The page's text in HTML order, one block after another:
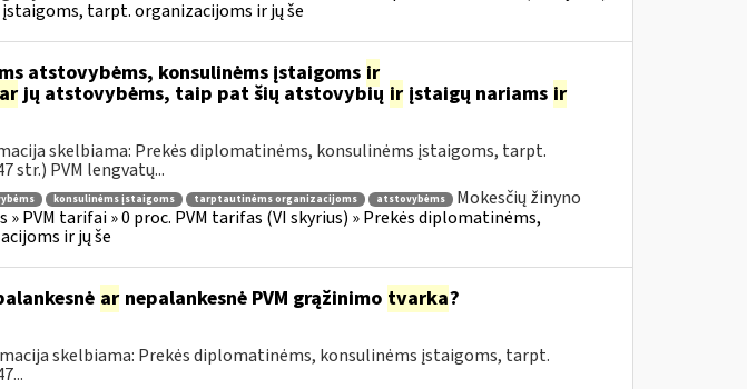
tarpt. organizacijoms ir jų še
atstovybėms, konsulinėms įstaigoms ir
arjų atstovybėms, taip pat šių atstovybių irįstaigų nariams ir
skelbiama: Prekės diplomatinėms, konsulinėms įstaigoms, tarpt.
str.) PVM lengvatų...
konsulinėms įstaigoms tarptautinėms organizacijoms atstovybėms
Mokesčių žinyno
PVM tarifai » 0 proc. PVM tarifas (VI skyrius) » Prekės diplomatinėms,
ir jų še
arnepalankesnė PVM grąžinimo tvarka?
skelbiama: Prekės diplomatinėms, konsulinėms įstaigoms, tarpt.